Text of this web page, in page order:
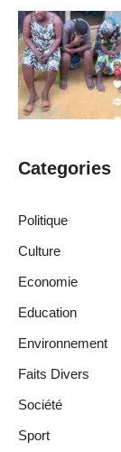
Categories
Politique
Culture
Economie
Education
Environnement
Faits Divers
Société
Sport